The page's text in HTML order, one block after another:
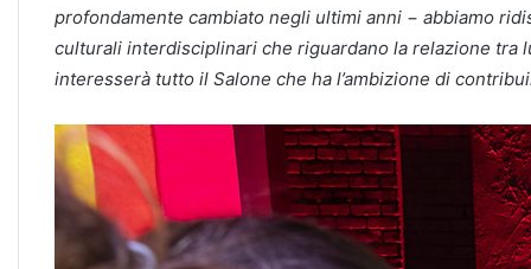
profondamente cambiato negli ultimi anni − abbiamo
culturali interdisciplinari che riguardano la relazione tra
interesserà tutto il Salone che ha l’ambizione di